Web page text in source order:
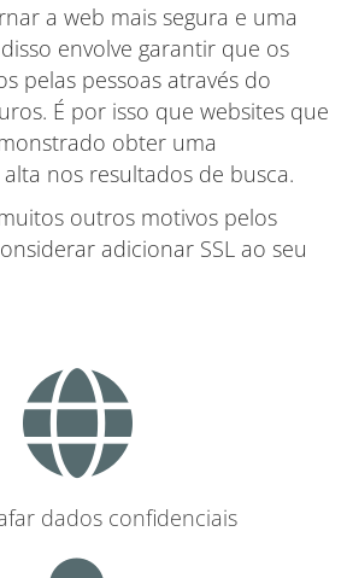
a web mais segura e uma
envolve garantir que os
pelas pessoas através do
É por isso que websites que
obter uma
nos resultados de busca.
outros motivos pelos
adicionar SSL ao seu
dados confidenciais